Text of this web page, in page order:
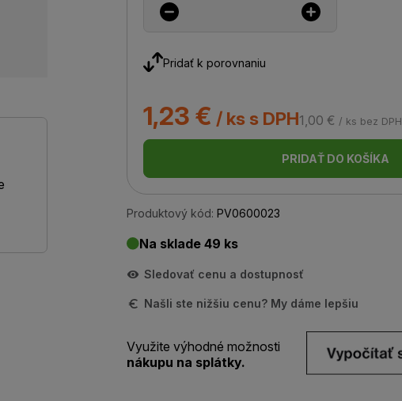
Pridať k porovnaniu
1,23 € / ks s DPH1,00 € / ks bez DPH
PRIDAŤ DO KOŠÍKA
Produktový kód: PV0600023
Na sklade 49 ks
Sledovať cenu a dostupnosť
Našli ste nižšiu cenu? My dáme lepšiu
Využite výhodné možnosti
nákupu na splátky.